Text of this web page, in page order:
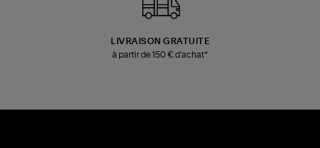
LIVRAISON GRATUITE
à partir de 150 € d'achat*